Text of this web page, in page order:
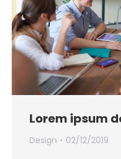
Lorem ipsum
Design 02/12/2019